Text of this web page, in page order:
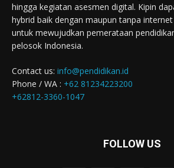
hingga kegiatan asesmen digital. Kipin
hybrid baik dengan maupun tanpa
untuk mewujudkan pemerataan
pelosok Indonesia.
Contact us: info@pendidikan.id
Phone / WA : +62 81234223200
+62812-3360-1047
FOLLOW US